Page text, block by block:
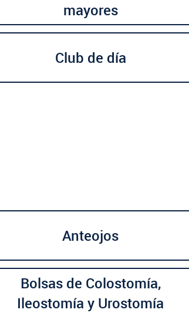
mayores
Club de día
Anteojos
Bolsas de Colostomía,
Ileostomía y Urostomía